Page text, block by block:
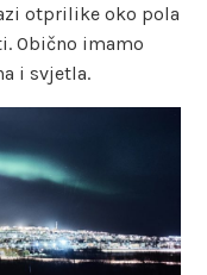
otprilike oko pola
Obično imamo
i svjetla.